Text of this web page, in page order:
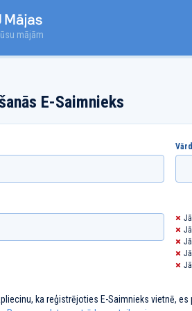
mājām
E-Saimnieks
ka reģistrējoties E-Saimnieks vietnē, es